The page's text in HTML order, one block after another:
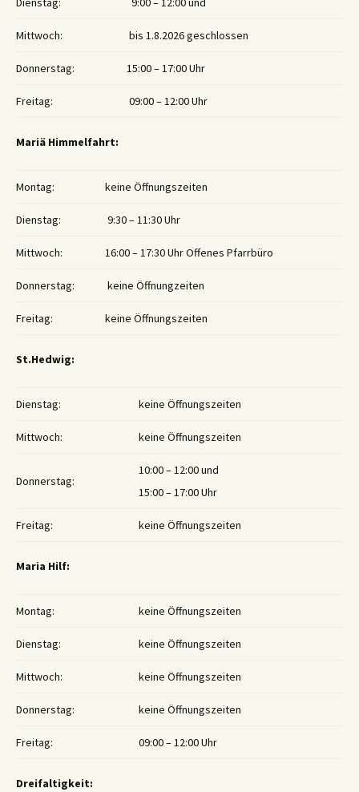
Mittwoch: bis 1.8.2026 geschlossen
Donnerstag: 15:00 – 17:00 Uhr
Freitag: 09:00 – 12:00 Uhr
Mariä Himmelfahrt:
Montag: keine Öffnungszeiten
Dienstag: 9:30 – 11:30 Uhr
Mittwoch: 16:00 – 17:30 Uhr Offenes Pfarrbüro
Donnerstag: keine Öffnungzeiten
Freitag: keine Öffnungszeiten
St.Hedwig:
Dienstag: keine Öffnungszeiten
Mittwoch: keine Öffnungszeiten
Donnerstag:
10:00 – 12:00 und
15:00 – 17:00 Uhr
Freitag: keine Öffnungszeiten
Maria Hilf:
Montag: keine Öffnungszeiten
Dienstag: keine Öffnungszeiten
Mittwoch: keine Öffnungszeiten
Donnerstag: keine Öffnungszeiten
Freitag: 09:00 – 12:00 Uhr
Dreifaltigkeit: